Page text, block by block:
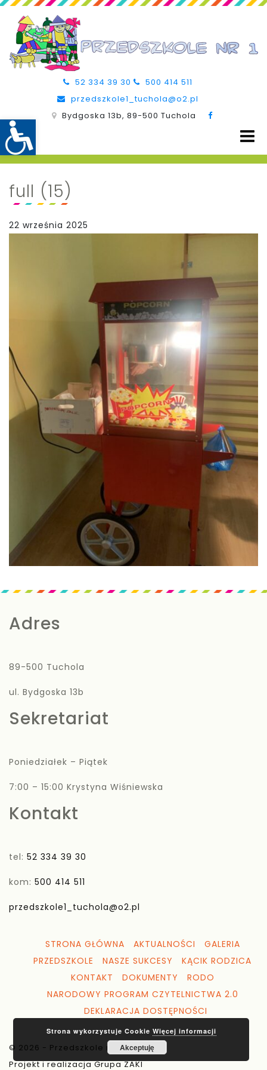
52 334 39 30
500 414 511
przedszkole1_tuchola@o2.pl
Bydgoska 13b, 89-500 Tuchola
full (15)
22 września 2025
Adres
89-500 Tuchola
ul. Bydgoska 13b
Sekretariat
Poniedziałek – Piątek
7:00 – 15:00 Krystyna Wiśniewska
Kontakt
tel: 52 334 39 30
kom: 500 414 511
przedszkole1_tuchola@o2.pl
STRONA GŁÓWNA AKTUALNOŚCI
GALERIA
PRZEDSZKOLE
NASZE SUKCESY
KĄCIK RODZICA
KONTAKT
DOKUMENTY
RODO
NARODOWY PROGRAM CZYTELNICTWA 2.0
DEKLARACJA DOSTĘPNOŚCI
© 2026 - Przedszkole nr 1 Tuchola
Projekt i realizacja Grupa ZAKI
Strona wykorzystuje Cookie Więcej informacji
Akceptuję